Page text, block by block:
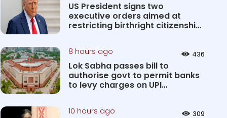
US President signs two
executive orders aimed at
restricting birthright citizenship
8 hours ago 436
Lok Sabha passes bill to
authorise govt to permit banks
to levy charges on UPI
10 hours ago 309